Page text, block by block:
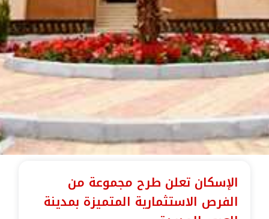
الإسكان تعلن طرح مجموعة من
الفرص الاستثمارية المتميزة بمدينة